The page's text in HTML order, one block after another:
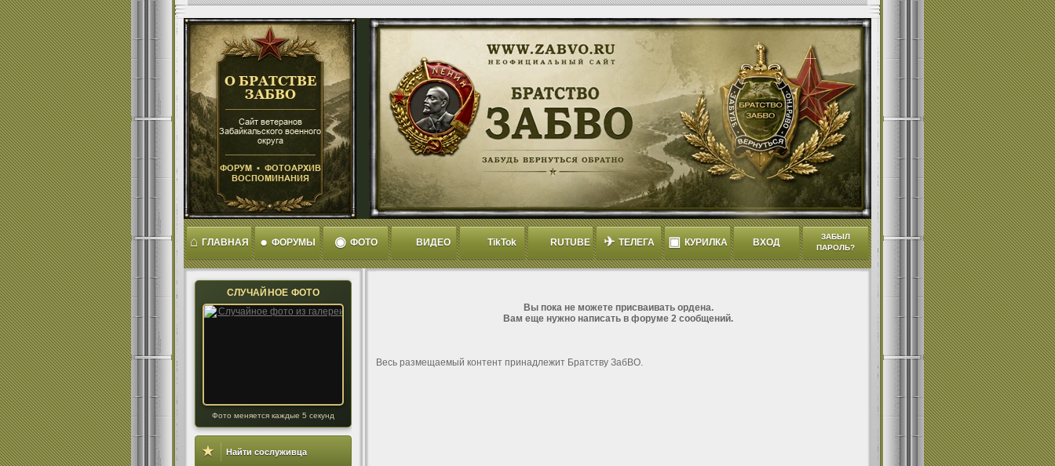
⌂ ГЛАВНАЯ ● ФОРУМЫ ◉ ФОТО ВИДЕО TikTok RUTUBE ✈ ТЕЛЕГА ▣ КУРИЛКА ВХОД
ЗАБЫЛ
ПАРОЛЬ?
СЛУЧАЙНОЕ ФОТО
Фото меняется каждые 5 секунд
★ Найти сослуживца
Вы пока не можете присваивать ордена.
Вам еще нужно написать в форуме 2 сообщений.
Весь размещаемый контент принадлежит Братству ЗабВО.